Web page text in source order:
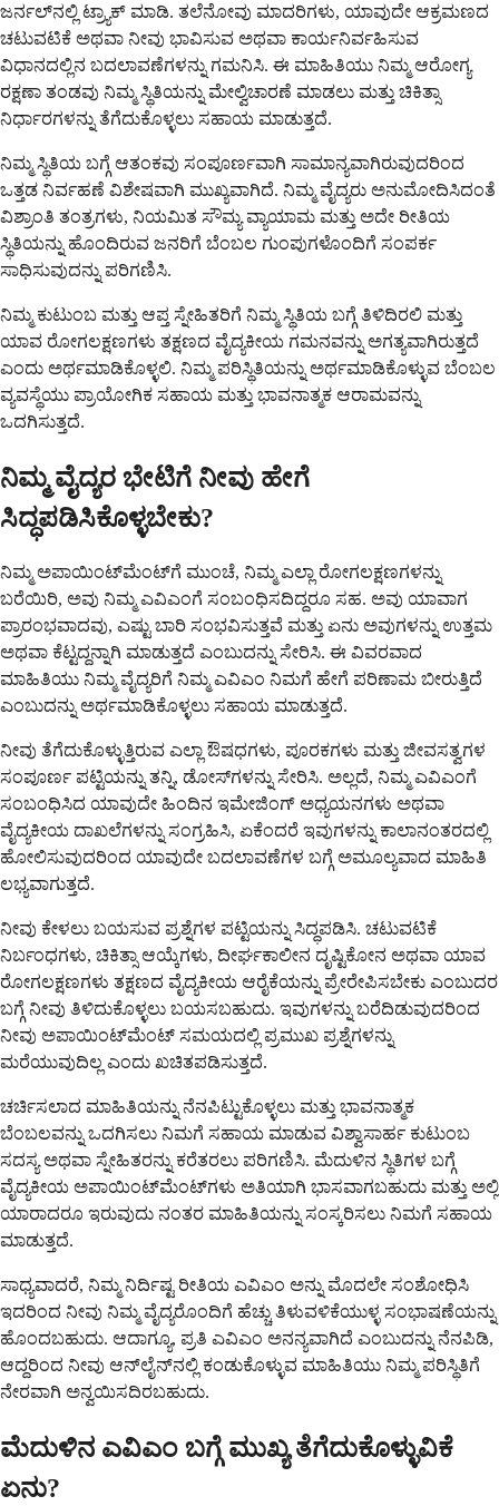
ಜರ್ನಲ್‌ನಲ್ಲಿ ಟ್ರ್ಯಾಕ್ ಮಾಡಿ. ತಲೆನೋವು ಮಾದರಿಗಳು, ಯಾವುದೇ ಆಕ್ರಮಣದ
ಚಟುವಟಿಕೆ ಅಥವಾ ನೀವು ಭಾವಿಸುವ ಅಥವಾ ಕಾರ್ಯನಿರ್ವಹಿಸುವ
ವಿಧಾನದಲ್ಲಿನ ಬದಲಾವಣೆಗಳನ್ನು ಗಮನಿಸಿ. ಈ ಮಾಹಿತಿಯು ನಿಮ್ಮ ಆರೋಗ್ಯ
ರಕ್ಷಣಾ ತಂಡವು ನಿಮ್ಮ ಸ್ಥಿತಿಯನ್ನು ಮೇಲ್ವಿಚಾರಣೆ ಮಾಡಲು ಮತ್ತು ಚಿಕಿತ್ಸಾ
ನಿರ್ಧಾರಗಳನ್ನು ತೆಗೆದುಕೊಳ್ಳಲು ಸಹಾಯ ಮಾಡುತ್ತದೆ.
ನಿಮ್ಮ ಸ್ಥಿತಿಯ ಬಗ್ಗೆ ಆತಂಕವು ಸಂಪೂರ್ಣವಾಗಿ ಸಾಮಾನ್ಯವಾಗಿರುವುದರಿಂದ
ಒತ್ತಡ ನಿರ್ವಹಣೆ ವಿಶೇಷವಾಗಿ ಮುಖ್ಯವಾಗಿದೆ. ನಿಮ್ಮ ವೈದ್ಯರು ಅನುಮೋದಿಸಿದಂತೆ
ವಿಶ್ರಾಂತಿ ತಂತ್ರಗಳು, ನಿಯಮಿತ ಸೌಮ್ಯ ವ್ಯಾಯಾಮ ಮತ್ತು ಅದೇ ರೀತಿಯ
ಸ್ಥಿತಿಯನ್ನು ಹೊಂದಿರುವ ಜನರಿಗೆ ಬೆಂಬಲ ಗುಂಪುಗಳೊಂದಿಗೆ ಸಂಪರ್ಕ
ಸಾಧಿಸುವುದನ್ನು ಪರಿಗಣಿಸಿ.
ನಿಮ್ಮ ಕುಟುಂಬ ಮತ್ತು ಆಪ್ತ ಸ್ನೇಹಿತರಿಗೆ ನಿಮ್ಮ ಸ್ಥಿತಿಯ ಬಗ್ಗೆ ತಿಳಿದಿರಲಿ ಮತ್ತು
ಯಾವ ರೋಗಲಕ್ಷಣಗಳು ತಕ್ಷಣದ ವೈದ್ಯಕೀಯ ಗಮನವನ್ನು ಅಗತ್ಯವಾಗಿರುತ್ತದೆ
ಎಂದು ಅರ್ಥಮಾಡಿಕೊಳ್ಳಲಿ. ನಿಮ್ಮ ಪರಿಸ್ಥಿತಿಯನ್ನು ಅರ್ಥಮಾಡಿಕೊಳ್ಳುವ ಬೆಂಬಲ
ವ್ಯವಸ್ಥೆಯು ಪ್ರಾಯೋಗಿಕ ಸಹಾಯ ಮತ್ತು ಭಾವನಾತ್ಮಕ ಆರಾಮವನ್ನು
ಒದಗಿಸುತ್ತದೆ.
ನಿಮ್ಮ ವೈದ್ಯರ ಭೇಟಿಗೆ ನೀವು ಹೇಗೆ
ಸಿದ್ಧಪಡಿಸಿಕೊಳ್ಳಬೇಕು?
ನಿಮ್ಮ ಅಪಾಯಿಂಟ್‌ಮೆಂಟ್‌ಗೆ ಮುಂಚೆ, ನಿಮ್ಮ ಎಲ್ಲಾ ರೋಗಲಕ್ಷಣಗಳನ್ನು
ಬರೆಯಿರಿ, ಅವು ನಿಮ್ಮ ಎವಿಎಂಗೆ ಸಂಬಂಧಿಸದಿದ್ದರೂ ಸಹ. ಅವು ಯಾವಾಗ
ಪ್ರಾರಂಭವಾದವು, ಎಷ್ಟು ಬಾರಿ ಸಂಭವಿಸುತ್ತವೆ ಮತ್ತು ಏನು ಅವುಗಳನ್ನು ಉತ್ತಮ
ಅಥವಾ ಕೆಟ್ಟದ್ದನ್ನಾಗಿ ಮಾಡುತ್ತದೆ ಎಂಬುದನ್ನು ಸೇರಿಸಿ. ಈ ವಿವರವಾದ
ಮಾಹಿತಿಯು ನಿಮ್ಮ ವೈದ್ಯರಿಗೆ ನಿಮ್ಮ ಎವಿಎಂ ನಿಮಗೆ ಹೇಗೆ ಪರಿಣಾಮ ಬೀರುತ್ತಿದೆ
ಎಂಬುದನ್ನು ಅರ್ಥಮಾಡಿಕೊಳ್ಳಲು ಸಹಾಯ ಮಾಡುತ್ತದೆ.
ನೀವು ತೆಗೆದುಕೊಳ್ಳುತ್ತಿರುವ ಎಲ್ಲಾ ಔಷಧಗಳು, ಪೂರಕಗಳು ಮತ್ತು ಜೀವಸತ್ವಗಳ
ಸಂಪೂರ್ಣ ಪಟ್ಟಿಯನ್ನು ತನ್ನಿ, ಡೋಸ್‌ಗಳನ್ನು ಸೇರಿಸಿ. ಅಲ್ಲದೆ, ನಿಮ್ಮ ಎವಿಎಂಗೆ
ಸಂಬಂಧಿಸಿದ ಯಾವುದೇ ಹಿಂದಿನ ಇಮೇಜಿಂಗ್ ಅಧ್ಯಯನಗಳು ಅಥವಾ
ವೈದ್ಯಕೀಯ ದಾಖಲೆಗಳನ್ನು ಸಂಗ್ರಹಿಸಿ, ಏಕೆಂದರೆ ಇವುಗಳನ್ನು ಕಾಲಾನಂತರದಲ್ಲಿ
ಹೋಲಿಸುವುದರಿಂದ ಯಾವುದೇ ಬದಲಾವಣೆಗಳ ಬಗ್ಗೆ ಅಮೂಲ್ಯವಾದ ಮಾಹಿತಿ
ಲಭ್ಯವಾಗುತ್ತದೆ.
ನೀವು ಕೇಳಲು ಬಯಸುವ ಪ್ರಶ್ನೆಗಳ ಪಟ್ಟಿಯನ್ನು ಸಿದ್ಧಪಡಿಸಿ. ಚಟುವಟಿಕೆ
ನಿರ್ಬಂಧಗಳು, ಚಿಕಿತ್ಸಾ ಆಯ್ಕೆಗಳು, ದೀರ್ಘಕಾಲೀನ ದೃಷ್ಟಿಕೋನ ಅಥವಾ ಯಾವ
ರೋಗಲಕ್ಷಣಗಳು ತಕ್ಷಣದ ವೈದ್ಯಕೀಯ ಆರೈಕೆಯನ್ನು ಪ್ರೇರೇಪಿಸಬೇಕು ಎಂಬುದರ
ಬಗ್ಗೆ ನೀವು ತಿಳಿದುಕೊಳ್ಳಲು ಬಯಸಬಹುದು. ಇವುಗಳನ್ನು ಬರೆದಿಡುವುದರಿಂದ
ನೀವು ಅಪಾಯಿಂಟ್‌ಮೆಂಟ್ ಸಮಯದಲ್ಲಿ ಪ್ರಮುಖ ಪ್ರಶ್ನೆಗಳನ್ನು
ಮರೆಯುವುದಿಲ್ಲ ಎಂದು ಖಚಿತಪಡಿಸುತ್ತದೆ.
ಚರ್ಚಿಸಲಾದ ಮಾಹಿತಿಯನ್ನು ನೆನಪಿಟ್ಟುಕೊಳ್ಳಲು ಮತ್ತು ಭಾವನಾತ್ಮಕ
ಬೆಂಬಲವನ್ನು ಒದಗಿಸಲು ನಿಮಗೆ ಸಹಾಯ ಮಾಡುವ ವಿಶ್ವಾಸಾರ್ಹ ಕುಟುಂಬ
ಸದಸ್ಯ ಅಥವಾ ಸ್ನೇಹಿತರನ್ನು ಕರೆತರಲು ಪರಿಗಣಿಸಿ. ಮೆದುಳಿನ ಸ್ಥಿತಿಗಳ ಬಗ್ಗೆ
ವೈದ್ಯಕೀಯ ಅಪಾಯಿಂಟ್‌ಮೆಂಟ್‌ಗಳು ಅತಿಯಾಗಿ ಭಾಸವಾಗಬಹುದು ಮತ್ತು ಅಲ್ಲಿ
ಯಾರಾದರೂ ಇರುವುದು ನಂತರ ಮಾಹಿತಿಯನ್ನು ಸಂಸ್ಕರಿಸಲು ನಿಮಗೆ ಸಹಾಯ
ಮಾಡುತ್ತದೆ.
ಸಾಧ್ಯವಾದರೆ, ನಿಮ್ಮ ನಿರ್ದಿಷ್ಟ ರೀತಿಯ ಎವಿಎಂ ಅನ್ನು ಮೊದಲೇ ಸಂಶೋಧಿಸಿ
ಇದರಿಂದ ನೀವು ನಿಮ್ಮ ವೈದ್ಯರೊಂದಿಗೆ ಹೆಚ್ಚು ತಿಳುವಳಿಕೆಯುಳ್ಳ ಸಂಭಾಷಣೆಯನ್ನು
ಹೊಂದಬಹುದು. ಆದಾಗ್ಯೂ, ಪ್ರತಿ ಎವಿಎಂ ಅನನ್ಯವಾಗಿದೆ ಎಂಬುದನ್ನು ನೆನಪಿಡಿ,
ಆದ್ದರಿಂದ ನೀವು ಆನ್‌ಲೈನ್‌ನಲ್ಲಿ ಕಂಡುಕೊಳ್ಳುವ ಮಾಹಿತಿಯು ನಿಮ್ಮ ಪರಿಸ್ಥಿತಿಗೆ
ನೇರವಾಗಿ ಅನ್ವಯಿಸದಿರಬಹುದು.
ಮೆದುಳಿನ ಎವಿಎಂ ಬಗ್ಗೆ ಮುಖ್ಯ ತೆಗೆದುಕೊಳ್ಳುವಿಕೆ
ಏನು?